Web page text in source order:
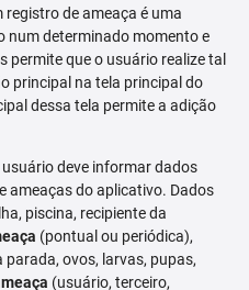
de ameaça é uma
num determinado momento e
permite que o usuário realize tal
principal na tela principal do
dessa tela permite a adição
deve informar dados
ameaças do aplicativo. Dados
piscina, recipiente da
(pontual ou periódica),
parada, ovos, larvas, pupas,
(usuário, terceiro,